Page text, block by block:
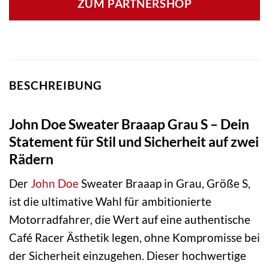
ZUM PARTNERSHOP
BESCHREIBUNG
John Doe Sweater Braaap Grau S – Dein
Statement für Stil und Sicherheit auf zwei
Rädern
Der John DoeSweater Braaap in Grau, Größe S,
ist die ultimative Wahl für ambitionierte
Motorradfahrer, die Wert auf eine authentische
Café Racer Ästhetik legen, ohne Kompromisse bei
der Sicherheit einzugehen. Dieser hochwertige